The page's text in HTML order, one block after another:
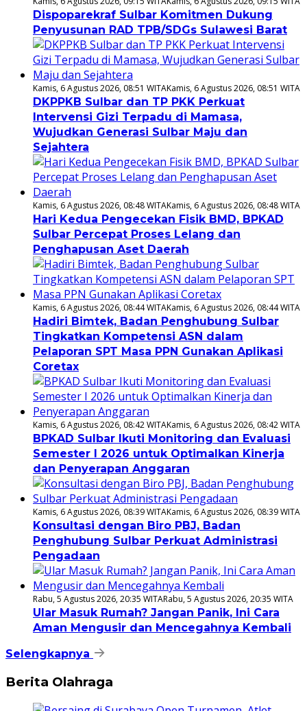
Dispoparekraf Sulbar Komitmen Dukung
Penyusunan RAD TPB/SDGs Sulawesi Barat
Kamis, 6 Agustus 2026, 08:51 WITAKamis, 6 Agustus 2026, 08:51 WITA
DKPPKB Sulbar dan TP PKK Perkuat
Intervensi Gizi Terpadu di Mamasa,
Wujudkan Generasi Sulbar Maju dan
Sejahtera
Kamis, 6 Agustus 2026, 08:48 WITAKamis, 6 Agustus 2026, 08:48 WITA
Hari Kedua Pengecekan Fisik BMD, BPKAD
Sulbar Percepat Proses Lelang dan
Penghapusan Aset Daerah
Kamis, 6 Agustus 2026, 08:44 WITAKamis, 6 Agustus 2026, 08:44 WITA
Hadiri Bimtek, Badan Penghubung Sulbar
Tingkatkan Kompetensi ASN dalam
Pelaporan SPT Masa PPN Gunakan Aplikasi
Coretax
Kamis, 6 Agustus 2026, 08:42 WITAKamis, 6 Agustus 2026, 08:42 WITA
BPKAD Sulbar Ikuti Monitoring dan Evaluasi
Semester I 2026 untuk Optimalkan Kinerja
dan Penyerapan Anggaran
Kamis, 6 Agustus 2026, 08:39 WITAKamis, 6 Agustus 2026, 08:39 WITA
Konsultasi dengan Biro PBJ, Badan
Penghubung Sulbar Perkuat Administrasi
Pengadaan
Rabu, 5 Agustus 2026, 20:35 WITARabu, 5 Agustus 2026, 20:35 WITA
Ular Masuk Rumah? Jangan Panik, Ini Cara
Aman Mengusir dan Mencegahnya Kembali
Selengkapnya
Berita Olahraga